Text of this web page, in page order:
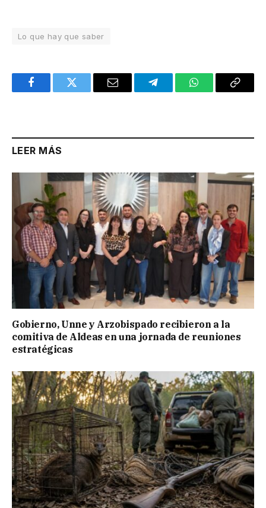
Lo que hay que saber
FacebookTwitter Email TelegramWhatsAppCopy
LEER MÁS
Gobierno, Unne y Arzobispado recibieron a la
comitiva de Aldeas en una jornada de reuniones
estratégicas